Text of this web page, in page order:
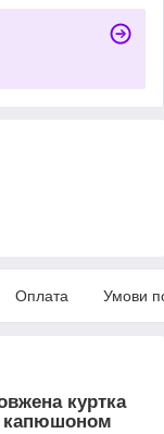
Оплата Умови
куртка
капюшоном